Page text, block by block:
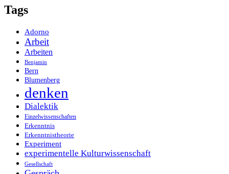
Tags
Adorno
Arbeit
Arbeiten
Benjamin
Bern
Blumenberg
denken
Dialektik
Einzelwissenschaften
Erkenntnis
Erkenntnistheorie
Experiment
experimentelle Kulturwissenschaft
Gesellschaft